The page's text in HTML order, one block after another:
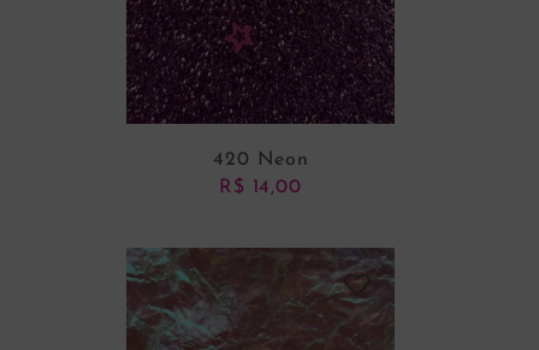
ADICIONAR AO CARRINHO
420 Neon
R$ 14,00